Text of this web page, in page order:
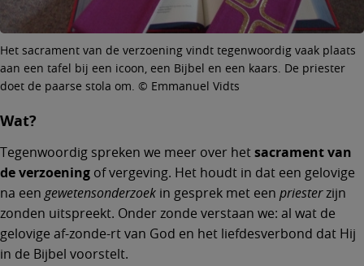
Het sacrament van de verzoening vindt tegenwoordig vaak plaats
aan een tafel bij een icoon, een Bijbel en een kaars. De priester
doet de paarse stola om. © Emmanuel Vidts
Wat?
Tegenwoordig spreken we meer over hetsacrament van
de verzoening of vergeving. Het houdt in dat een gelovige
na een gewetensonderzoek in gesprek met een priesterzijn
zonden uitspreekt. Onder zonde verstaan we: al wat de
gelovige af-zonde-rt van God en het liefdesverbond dat Hij
in de Bijbel voorstelt.